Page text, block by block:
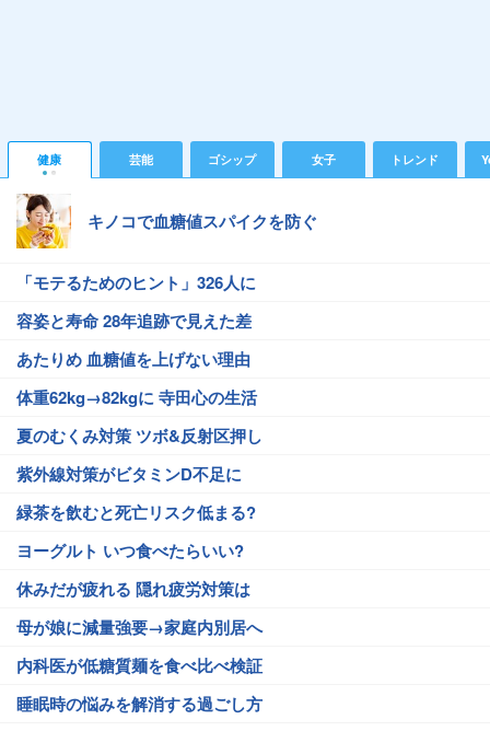
健康 芸能 ゴシップ 女子 トレンド
キノコで血糖値スパイクを防ぐ
「モテるためのヒント」326人に
容姿と寿命 28年追跡で見えた差
あたりめ 血糖値を上げない理由
体重62kg→82kgに 寺田心の生活
夏のむくみ対策 ツボ&反射区押し
紫外線対策がビタミンD不足に
緑茶を飲むと死亡リスク低まる?
ヨーグルト いつ食べたらいい?
休みだが疲れる 隠れ疲労対策は
母が娘に減量強要→家庭内別居へ
内科医が低糖質麺を食べ比べ検証
睡眠時の悩みを解消する過ごし方